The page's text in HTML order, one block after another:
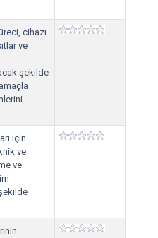
cihazı
ve
şekilde
için
ve
ve